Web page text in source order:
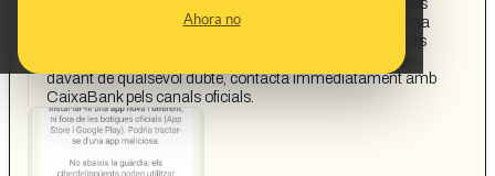
Ahora no
instal·lar-hi una app nova i diferent, ni fora de les botigues
oficials (App Store i Google Play). Podria tractar- se d'una
app maliciosa. No abaixis la guàrdia; els ciberdelinqüents
poden utilitzar arguments molt convincents. Desconfia i,
davant de qualsevol dubte, contacta immediatament amb
CaixaBank pels canals oficials.